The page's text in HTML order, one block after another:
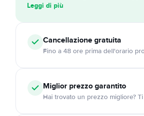
Leggi di più
Cancellazionegratuita
Fino a 48 ore prima dell'orario
Miglior prezzo garantito
Hai trovato un prezzo migliore?